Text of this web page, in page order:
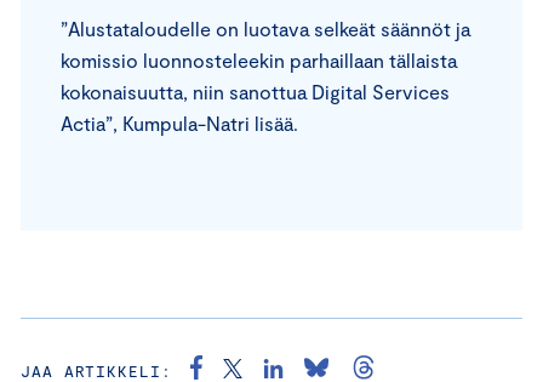
”Alustataloudelle on luotava selkeät säännöt ja
komissio luonnosteleekin parhaillaan tällaista
kokonaisuutta, niin sanottua Digital Services
Actia”, Kumpula-Natri lisää.
JAA ARTIKKELI: